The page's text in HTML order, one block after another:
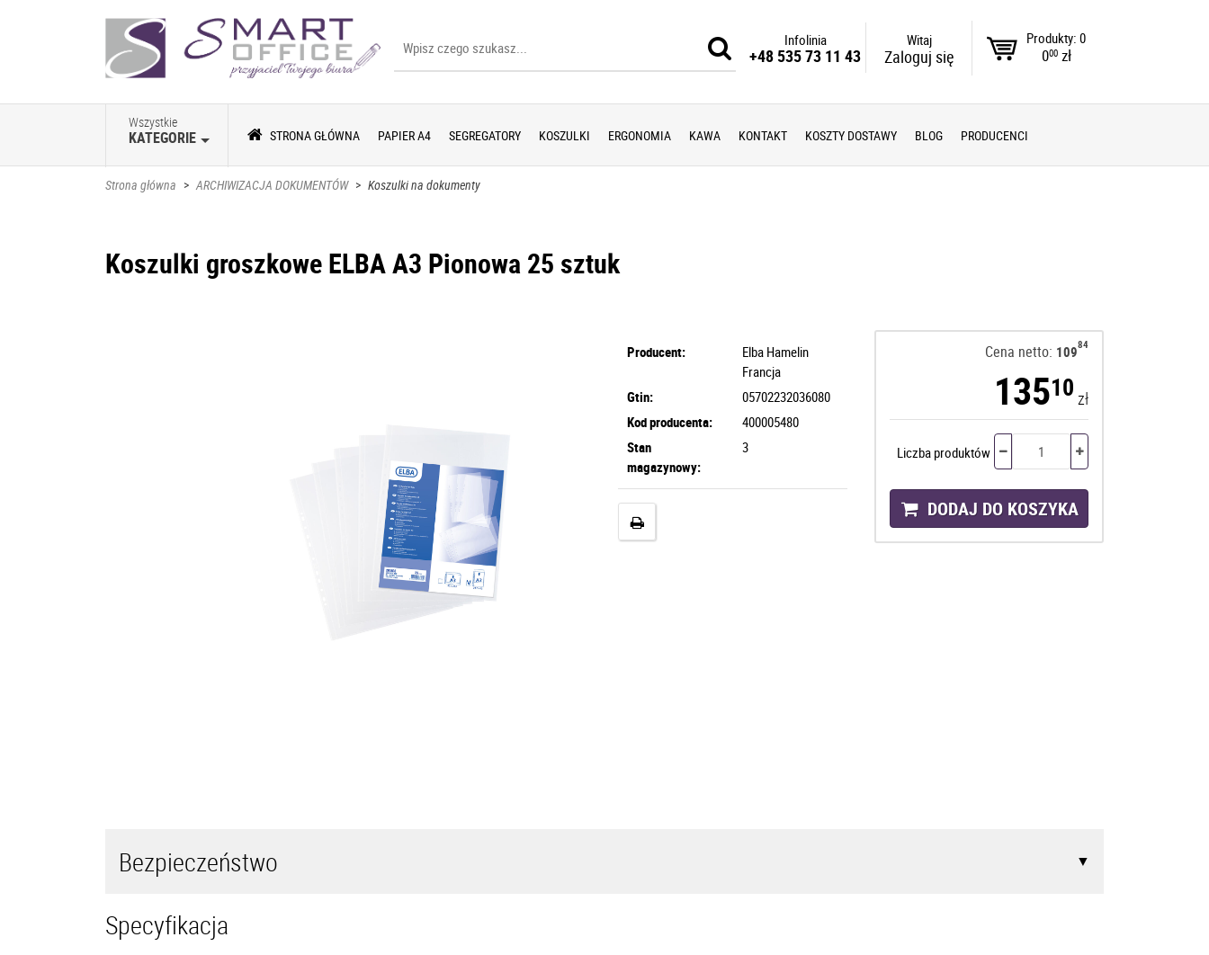
Infolinia
+48 535 73 11 43
Witaj
Zaloguj się
Produkty: 0
000zł
Wszystkie
KATEGORIE STRONA GŁÓWNA PAPIER A4 SEGREGATORY KOSZULKI ERGONOMIA KAWA KONTAKT KOSZTY DOSTAWY BLOG PRODUCENCI
Strona główna > ARCHIWIZACJA DOKUMENTÓW > Koszulki na dokumenty
Koszulki groszkowe ELBA A3 Pionowa 25 sztuk
Producent:
Elba Hamelin
Francja
Gtin:
05702232036080
Kod producenta:
400005480
Stan
magazynowy:
3
Cena netto: 10984
13510 zł
Liczba produktów
DODAJ DO KOSZYKA
Bezpieczeństwo
Specyfikacja